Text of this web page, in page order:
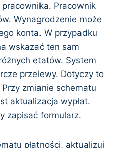
Pracownik
Wynagrodzenie może
konta. W przypadku
wskazać ten sam
etatów. System
przelewy. Dotyczy to
zmianie schematu
aktualizacja wypłat.
zapisać formularz.
płatności, aktualizuj